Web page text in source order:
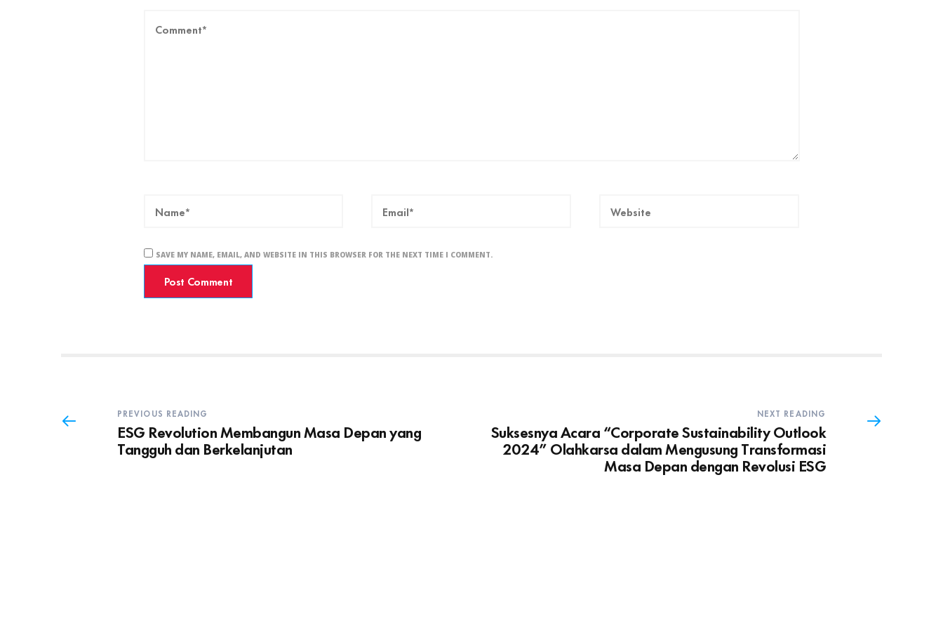
SAVE MY NAME, EMAIL, AND WEBSITE IN THIS BROWSER FOR THE NEXT TIME I COMMENT.
PREVIOUS READING
ESG Revolution Membangun Masa Depan yang
Tangguh dan Berkelanjutan
NEXT READING
Suksesnya Acara “Corporate Sustainability Outlook
2024” Olahkarsa dalam Mengusung Transformasi
Masa Depan dengan Revolusi ESG